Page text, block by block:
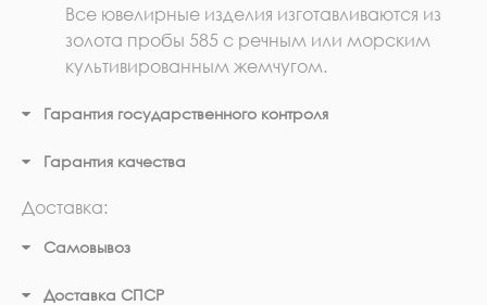
Все ювелирные изделия изготавливаются из
золота пробы 585 с речным или морским
культивированным жемчугом.
Гарантия государственного контроля
Гарантия качества
Доставка:
Самовывоз
Доставка СПСР